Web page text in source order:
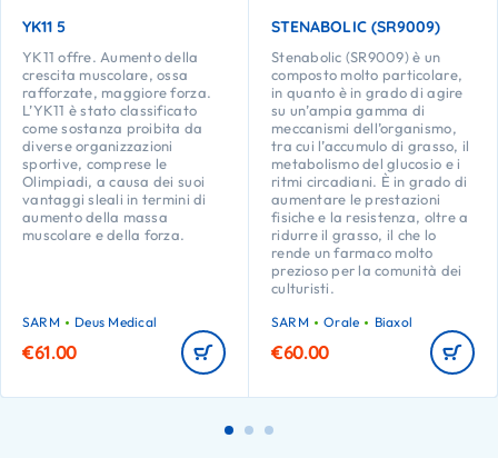
YK11 5
YK11 offre. Aumento della
crescita muscolare, ossa
rafforzate, maggiore forza.
L’YK11 è stato classificato
come sostanza proibita da
diverse organizzazioni
sportive, comprese le
Olimpiadi, a causa dei suoi
vantaggi sleali in termini di
aumento della massa
muscolare e della forza.
SARM Deus Medical
€61.00
STENABOLIC (SR9009)
Stenabolic (SR9009) è un
composto molto particolare,
in quanto è in grado di agire
su un’ampia gamma di
meccanismi dell’organismo,
tra cui l’accumulo di grasso, il
metabolismo del glucosio e i
ritmi circadiani. È in grado di
aumentare le prestazioni
fisiche e la resistenza, oltre a
ridurre il grasso, il che lo
rende un farmaco molto
prezioso per la comunità dei
culturisti.
SARM Orale Biaxol
€60.00